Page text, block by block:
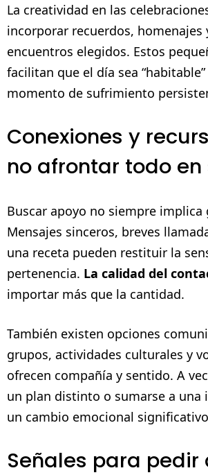
La creatividad en las
incorporar recuerdos, homenajes
encuentros elegidos. Estos
facilitan que el día sea
momento de sufrimiento
Conexiones y
no afrontar todo
Buscar apoyo no siempre implica
Mensajes sinceros, breves
una receta pueden restituir la
pertenencia. La calidad del
importar más que la cantidad.
También existen opciones
grupos, actividades culturales y
ofrecen compañía y sentido. A
un plan distinto o sumarse a una
un cambio emocional
Señales para pedir